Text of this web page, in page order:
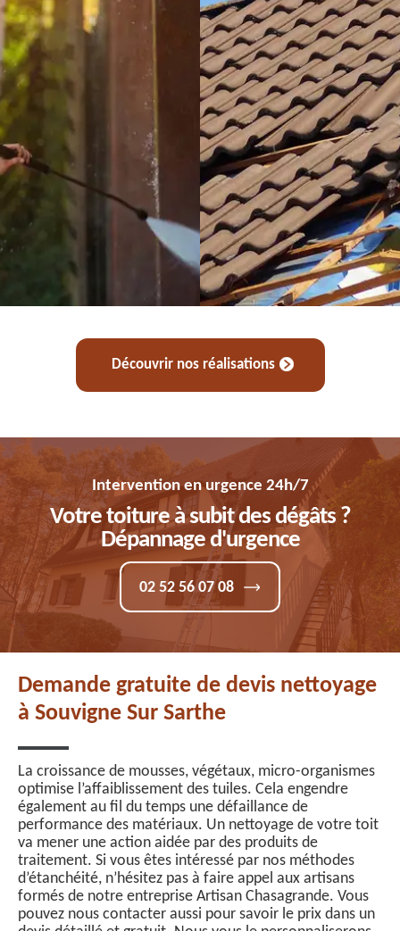
Découvrir nos réalisations
Intervention en urgence 24h/7
Votre toiture à subit des dégâts ?
Dépannage d'urgence
02 52 56 07 08
Demande gratuite de devis nettoyage
à Souvigne Sur Sarthe
La croissance de mousses, végétaux, micro-organismes
optimise l’affaiblissement des tuiles. Cela engendre
également au fil du temps une défaillance de
performance des matériaux. Un nettoyage de votre toit
va mener une action aidée par des produits de
traitement. Si vous êtes intéressé par nos méthodes
d’étanchéité, n’hésitez pas à faire appel aux artisans
formés de notre entreprise Artisan Chasagrande. Vous
pouvez nous contacter aussi pour savoir le prix dans un